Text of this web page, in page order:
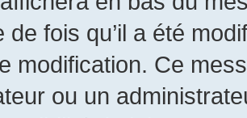
de fois qu’il a été
modification. Ce
ou un